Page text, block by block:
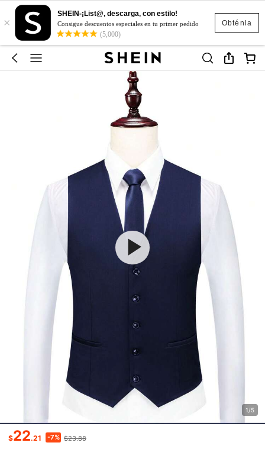
Obténla
×
SHEIN-¡List@, descarga, con estilo!
Consigue descuentos especiales en tu primer pedido
(5,000)
1/5
$22.21 -7% $23.88